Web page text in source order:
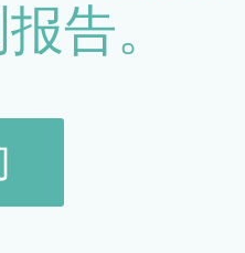
告。